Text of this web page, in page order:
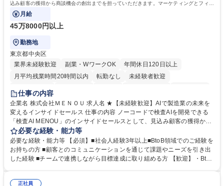
込み顧客の獲得から商談機会の創出までを担っていただきます。マーケティングとフィー
ルドセールスをつなぐ役割として、
月給
45万8000円以上
勤務地
東京都中央区
業界未経験歓迎
副業・WワークOK
年間休日120日以上
月平均残業時間20時間以内
転勤なし
未経験者歓迎
時短勤務あり
駅近5分以内
土日祝休み 服装自由
仕事の内容
企業名 株式会社ＭＥＮＯＵ 求人名 ★【未経験歓迎】AIで製造業の未来を
変えるインサイドセールス 仕事の内容 ノーコードで検査AIを開発できる
「検査AI MENOU」のインサイドセールスとして、見込み顧客の獲得から
商談機会の創出までを担っていただきます。マーケティングとフィールド
セールスをつなぐ役割として、 適切なタイミングで顧客とコミュニケーシ
ョンを取りながら、受注につながる商談機会の最大化を目指します。 【具
体的な仕事内容】 リードへの電話・メールによるアプローチ/リードナー
実行/フィールドセールスへの案件連携 募集職種 ★【未経験歓迎】AIで製
必要な経験・能力等
必要な経験・能力等 【必須】■社会人経験3年以上■BtoB領域でのご経験を
お持ちの方 ■顧客とのコミュニケーションを通じて課題やニーズを引き出
した経験 ■チームで連携しながら目標達成に取り組める方 【歓迎】・BtoB
正社員